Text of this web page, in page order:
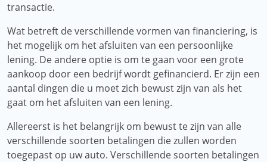
transactie.
Wat betreft de verschillende vormen van financiering, is
het mogelijk om het afsluiten van een persoonlijke
lening. De andere optie is om te gaan voor een grote
aankoop door een bedrijf wordt gefinancierd. Er zijn een
aantal dingen die u moet zich bewust zijn van als het
gaat om het afsluiten van een lening.
Allereerst is het belangrijk om bewust te zijn van alle
verschillende soorten betalingen die zullen worden
toegepast op uw auto. Verschillende soorten betalingen